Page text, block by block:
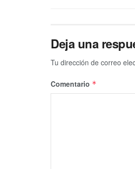
Deja una
Tu dirección de correo
Comentario *